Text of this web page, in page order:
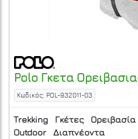
Polo Γκετα
Κωδικός: POL-932011-03
Trekking Γκέτες Ορειβασία
Outdoor
Διαπνέοντα